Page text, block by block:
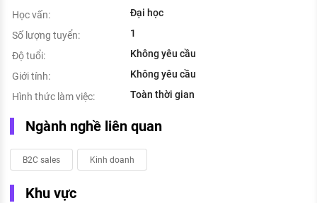
Học vấn:
Đại học
Số lượng tuyển:
1
Độ tuổi:
Không yêu cầu
Giới tính:
Không yêu cầu
Hình thức làm việc:
Toàn thời gian
Ngành nghề liên quan
B2C sales Kinh doanh
Khu vực